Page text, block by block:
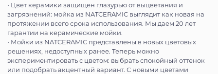
• Цвет керамики защищен глазурью от выцветания и
загрязнений: мойка из NATCERAMIC выглядит как новая на
протяжении всего срока использования. Мы даем 20 лет
гарантии на керамические мойки.
• Мойки из NATCERAMIC представлены в новых цветовых
решениях, недоступных ранее. Теперь можно
экспериментировать с цветом: выбрать спокойный оттенок
или подобрать акцентный вариант. С новыми цветами